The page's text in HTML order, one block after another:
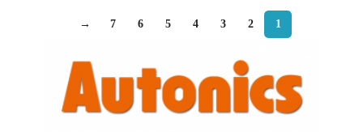
1
2
3
4
5
6
7
→